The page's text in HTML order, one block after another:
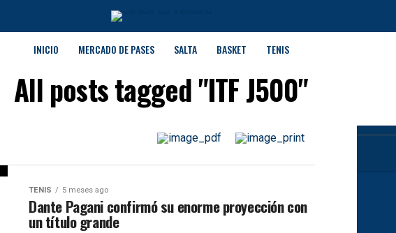
INICIO MERCADO DE PASES SALTA BASKET TENIS
All posts tagged "ITF J500"
TENIS 5 meses ago
Dante Pagani confirmó su enorme proyección con
un título grande